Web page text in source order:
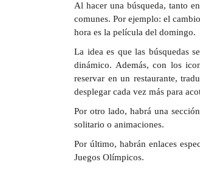
Al hacer una búsqueda, tanto
comunes. Por ejemplo: el
hora es la película del domingo.
La idea es que las búsquedas
dinámico. Además, con los
reservar en un restaurante,
desplegar cada vez más para
Por otro lado, habrá una
solitario o animaciones.
Por último, habrán enlaces
Juegos Olímpicos.